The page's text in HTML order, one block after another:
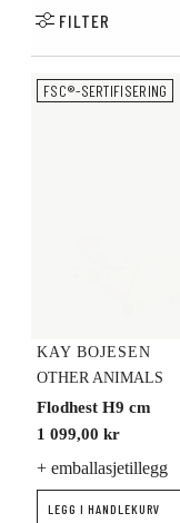
FILTER
Flodhest H9 cm
FSC®-SERTIFISERING
KAY BOJESEN
OTHER ANIMALS
Flodhest H9 cm
1 099,00 kr
+ emballasjetillegg
LEGG I HANDLEKURV